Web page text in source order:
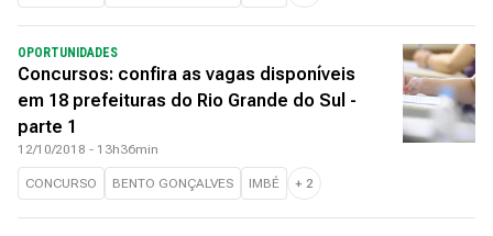
OPORTUNIDADES
Concursos: confira as vagas disponíveis
em 18 prefeituras do Rio Grande do Sul -
parte 1
12/10/2018 - 13h36min
CONCURSO BENTO GONÇALVES IMBÉ + 2